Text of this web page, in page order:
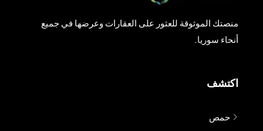
منصتك الموثوقة للعثور على العقارات وعرضها في جميع
أنحاء سوريا.
اكتشف
حمص